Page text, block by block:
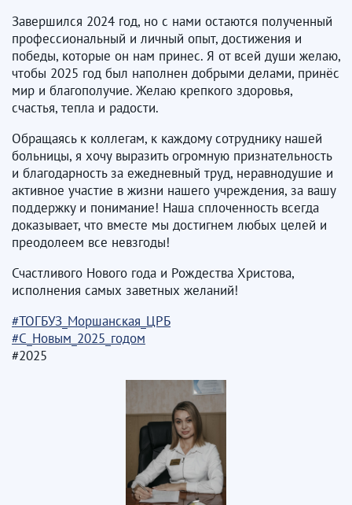
Завершился 2024 год, но с нами остаются полученный
профессиональный и личный опыт, достижения и
победы, которые он нам принес. Я от всей души желаю,
чтобы 2025 год был наполнен добрыми делами, принёс
мир и благополучие. Желаю крепкого здоровья,
счастья, тепла и радости.
Обращаясь к коллегам, к каждому сотруднику нашей
больницы, я хочу выразить огромную признательность
и благодарность за ежедневный труд, неравнодушие и
активное участие в жизни нашего учреждения, за вашу
поддержку и понимание! Наша сплоченность всегда
доказывает, что вместе мы достигнем любых целей и
преодолеем все невзгоды!
Счастливого Нового года и Рождества Христова,
исполнения самых заветных желаний!
#ТОГБУЗ_Моршанская_ЦРБ
#С_Новым_2025_годом
#2025